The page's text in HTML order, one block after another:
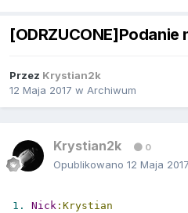
[ODRZUCONE]Podanie
Przez Krystian2k
12 Maja 2017 w Archiwum
Krystian2k 0
Opublikowano 12 Maja 2017
1. Nick :Krystian